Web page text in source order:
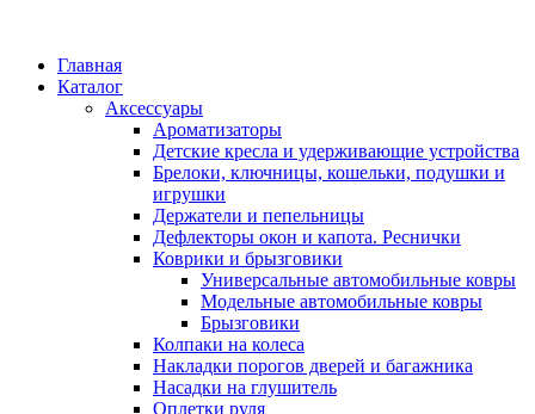
Главная
Каталог
Аксессуары
Ароматизаторы
Детские кресла и удерживающие устройства
Брелоки, ключницы, кошельки, подушки и
игрушки
Держатели и пепельницы
Дефлекторы окон и капота. Реснички
Коврики и брызговики
Универсальные автомобильные ковры
Модельные автомобильные ковры
Брызговики
Колпаки на колеса
Накладки порогов дверей и багажника
Насадки на глушитель
Оплетки руля